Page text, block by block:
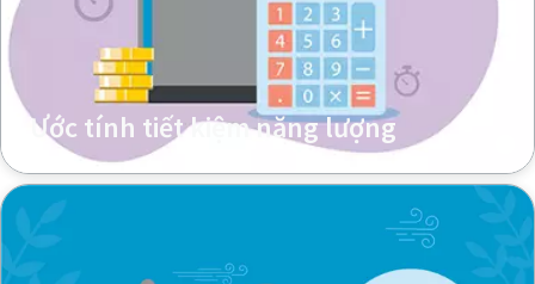
Ước tính tiết kiệm năng lượng